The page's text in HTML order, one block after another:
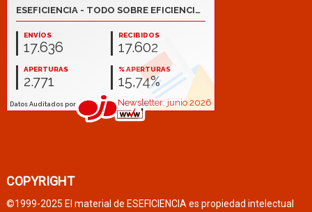
COPYRIGHT
©1999-2025 El material de ESEFICIENCIA es propiedad intelectual